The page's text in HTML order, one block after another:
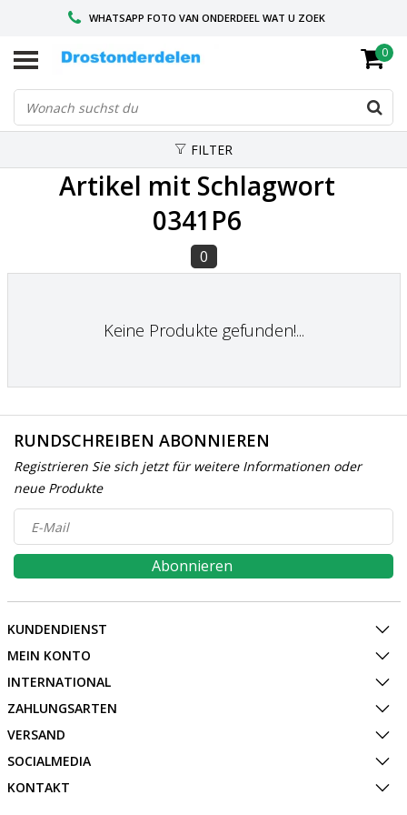
WHATSAPP FOTO VAN ONDERDEEL WAT U ZOEK
VOOR 16.00 BESTELD, VANDAAG VERZONDEN
GESPECIALISEERD PEUGEOT
0
FILTER
Artikel mit Schlagwort
0341P6
0
Keine Produkte gefunden!...
RUNDSCHREIBEN ABONNIEREN
Registrieren Sie sich jetzt für weitere Informationen oder
neue Produkte
Abonnieren
KUNDENDIENST
MEIN KONTO
INTERNATIONAL
ZAHLUNGSARTEN
VERSAND
SOCIALMEDIA
KONTAKT